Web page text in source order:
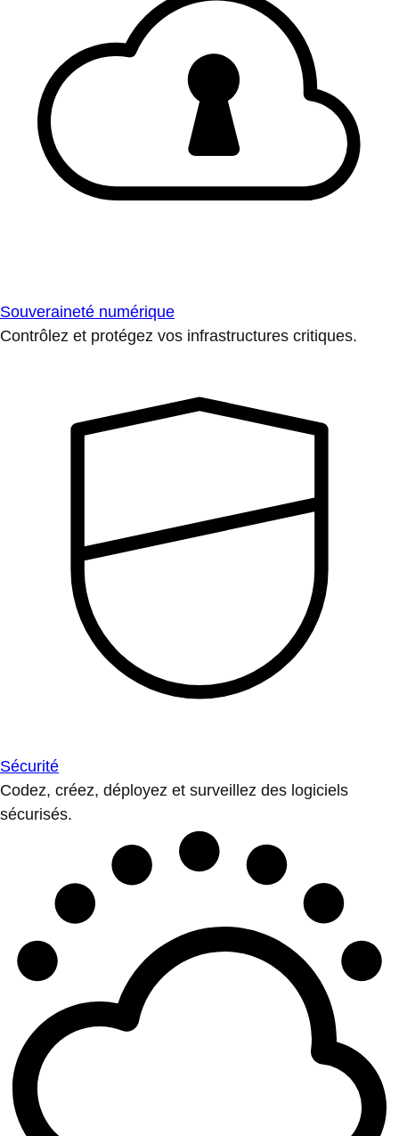
Souveraineté numérique
Contrôlez et protégez vos infrastructures critiques.
Sécurité
Codez, créez, déployez et surveillez des logiciels
sécurisés.